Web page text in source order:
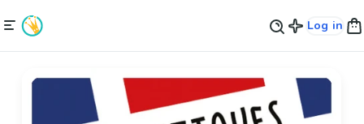
Log in